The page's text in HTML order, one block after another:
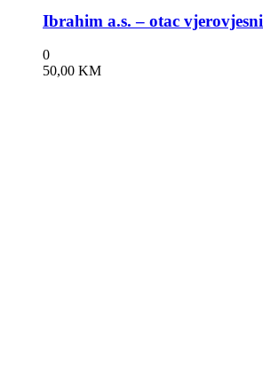
Ibrahim a.s. – otac
0
50,00 KM